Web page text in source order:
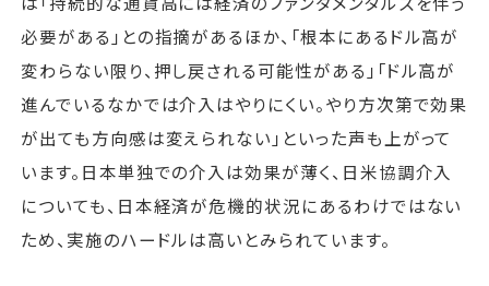
必要がある」との指摘があるほか、「根本にあるドル高が
変わらない限り、押し戻される可能性がある」「ドル高が
進んでいるなかでは介入はやりにくい。やり方次第で効果
が出ても方向感は変えられない」といった声も上がって
います。日本単独での介入は効果が薄く、日米協調介入
についても、日本経済が危機的状況にあるわけではない
ため、実施のハードルは高いとみられています。